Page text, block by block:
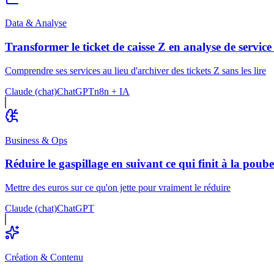
Data & Analyse
Transformer le ticket de caisse Z en analyse de
Comprendre ses services au lieu d'archiver des tickets Z sans les lire
Claude (chat)ChatGPTn8n + IA
Business & Ops
Réduire le gaspillage en suivant ce qui finit à la
Mettre des euros sur ce qu'on jette pour vraiment le réduire
Claude (chat)ChatGPT
Création & Contenu